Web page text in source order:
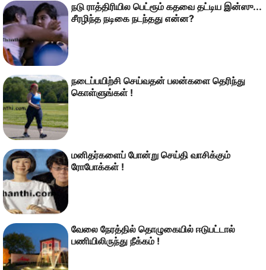
நடு ராத்திரியில பெட்ரூம் கதவை தட்டிய இன்ஸு...
சீரழிந்த நடிகை நடந்தது என்ன?
நடைப்பயிற்சி செய்வதன் பலன்களை தெரிந்து
கொள்ளுங்கள் !
மனிதர்களைப் போன்று செய்தி வாசிக்கும்
ரோபோக்கள் !
வேலை நேரத்தில் தொழுகையில் ஈடுபட்டால்
பணியிலிருந்து நீக்கம் !